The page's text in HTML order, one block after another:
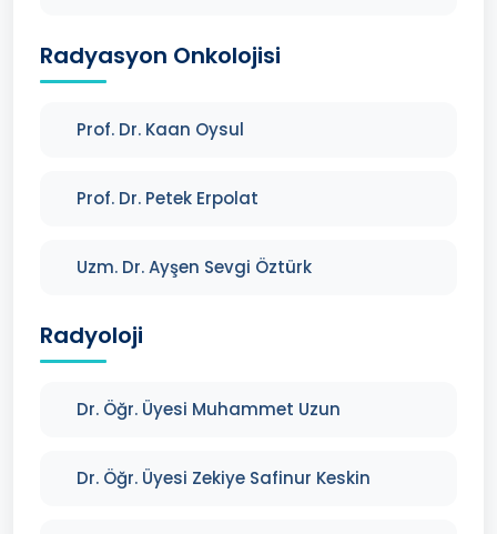
Radyasyon Onkolojisi
Prof. Dr. Kaan Oysul
Prof. Dr. Petek Erpolat
Uzm. Dr. Ayşen Sevgi Öztürk
Radyoloji
Dr. Öğr. Üyesi Muhammet Uzun
Dr. Öğr. Üyesi Zekiye Safinur Keskin